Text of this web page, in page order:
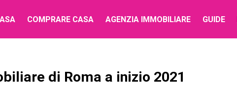
COMPRARE CASA AGENZIA IMMOBILIARE GUIDE
di Roma a inizio 2021